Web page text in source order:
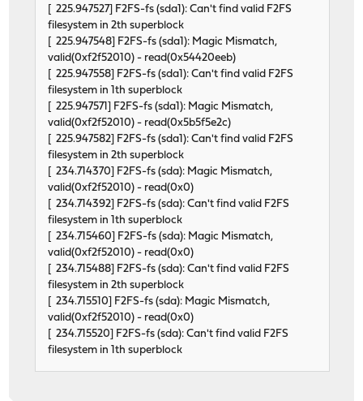
[ 225.947527] F2FS-fs (sda1): Can't find valid F2FS
filesystem in 2th superblock
[ 225.947548] F2FS-fs (sda1): Magic Mismatch,
valid(0xf2f52010) - read(0x54420eeb)
[ 225.947558] F2FS-fs (sda1): Can't find valid F2FS
filesystem in 1th superblock
[ 225.947571] F2FS-fs (sda1): Magic Mismatch,
valid(0xf2f52010) - read(0x5b5f5e2c)
[ 225.947582] F2FS-fs (sda1): Can't find valid F2FS
filesystem in 2th superblock
[ 234.714370] F2FS-fs (sda): Magic Mismatch,
valid(0xf2f52010) - read(0x0)
[ 234.714392] F2FS-fs (sda): Can't find valid F2FS
filesystem in 1th superblock
[ 234.715460] F2FS-fs (sda): Magic Mismatch,
valid(0xf2f52010) - read(0x0)
[ 234.715488] F2FS-fs (sda): Can't find valid F2FS
filesystem in 2th superblock
[ 234.715510] F2FS-fs (sda): Magic Mismatch,
valid(0xf2f52010) - read(0x0)
[ 234.715520] F2FS-fs (sda): Can't find valid F2FS
filesystem in 1th superblock